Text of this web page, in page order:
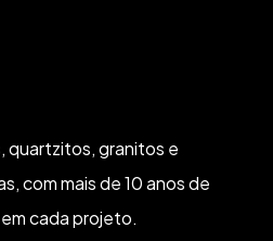
quartzitos, granitos e
com mais de 10 anos de
cada projeto.